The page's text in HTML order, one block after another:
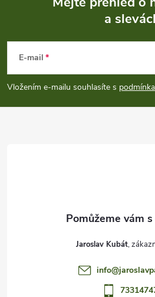
p
a
E-mail
Vložením e-mailu souhlasíte s
Jaroslav Kubát
info@